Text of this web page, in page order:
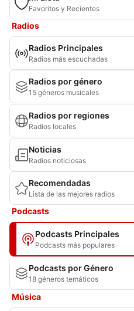
Favoritos y Recientes
Radios
Radios Principales
Radios más escuchadas
Radios por género
15 géneros musicales
Radios por regiones
Radios locales
Noticias
Radios noticiosas
Recomendadas
Lista de las mejores radios
Podcasts
Podcasts Principales
Podcasts más populares
Podcasts por Género
18 géneros temáticos
Música